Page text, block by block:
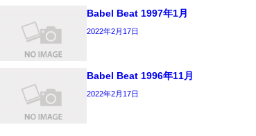
Babel Beat 1997年1月
2022年2月17日
Babel Beat 1996年11月
2022年2月17日